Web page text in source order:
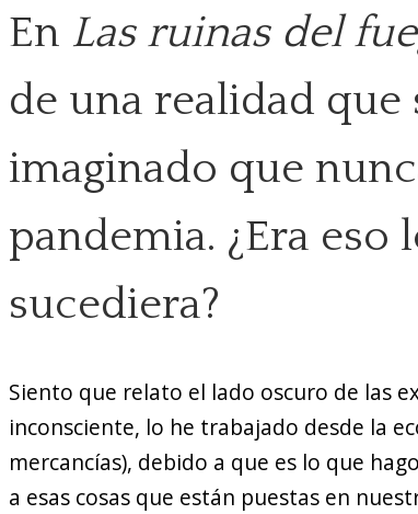
En Las ruinas del
de una realidad que
imaginado que
pandemia. ¿Era eso
sucediera?
Siento que relato el lado oscuro de las
inconsciente, lo he trabajado desde la
mercancías), debido a que es lo que
a esas cosas que están puestas en